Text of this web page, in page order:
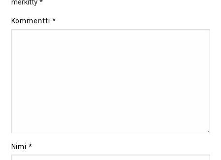
merkitty *
Kommentti*
Nimi*